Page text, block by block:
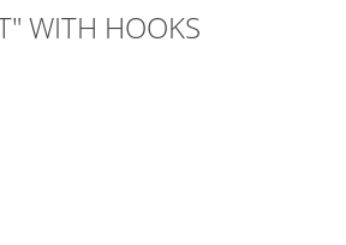
WITH HOOKS